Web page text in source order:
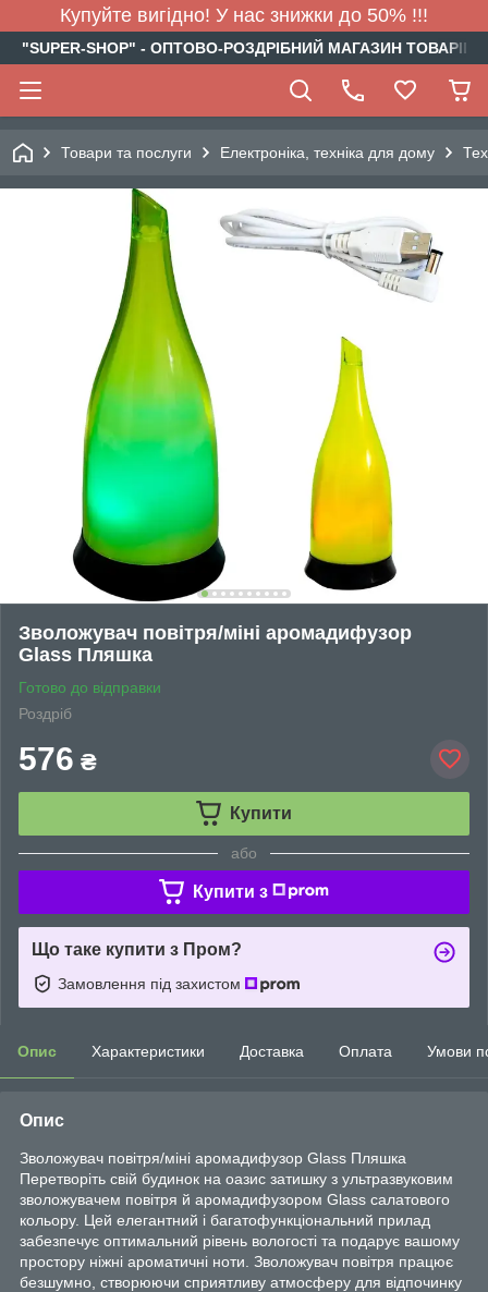
Купуйте вигідно! У нас знижки до 50% !!!
"SUPER-SHOP" - ОПТОВО-РОЗДРІБНИЙ МАГАЗИН
Товари та послуги Електроніка, техніка для дому
Зволожувач повітря/міні аромадифузор
Glass Пляшка
Готово до відправки
Роздріб
576 ₴
Купити
або
Купити з
Що таке купити з Пром?
Замовлення під захистом
Опис Характеристики Доставка Оплата Умови
Опис
Зволожувач повітря/міні аромадифузор Glass Пляшка
Перетворіть свій будинок на оазис затишку з ультразвуковим
зволожувачем повітря й аромадифузором Glass салатового
кольору. Цей елегантний і багатофункціональний прилад
забезпечує оптимальний рівень вологості та подарує вашому
простору ніжні ароматичні ноти. Зволожувач повітря працює
безшумно, створюючи сприятливу атмосферу для відпочинку